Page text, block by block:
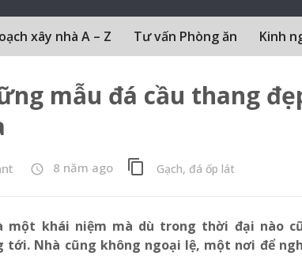
xây nhà A – Z Tư vấn Phòng ăn Kinh
mẫu đá cầu thang
access_time 8 năm ago content_copy Gạch, đá ốp lát
một khái niệm mà dù trong thời đại nào
tới. Nhà cũng không ngoại lệ, một nơi để